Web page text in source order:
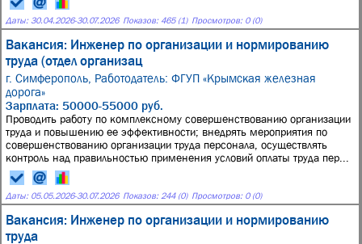
Даты: 30.04.2026-30.07.2026 Показов: 465 (1) Просмотров: 0 (0)
Вакансия: Инженер по организации и нормированию
труда (отдел организац
г. Симферополь, Работодатель: ФГУП «Крымская железная
дорога»
Зарплата: 50000-55000 руб.
Проводить работу по комплексному совершенствованию организации
труда и повышению ее эффективности; внедрять мероприятия по
совершенствованию организации труда персонала, осуществлять
контроль над правильностью применения условий оплаты труда пер...
Даты: 05.05.2026-30.07.2026 Показов: 244 (0) Просмотров: 0 (0)
Вакансия: Инженер по организации и нормированию
труда